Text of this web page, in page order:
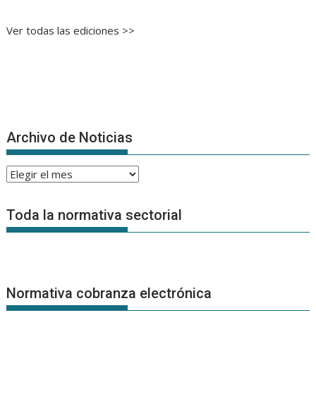
Ver todas las ediciones >>
Archivo de Noticias
Archivo
Noticias
Toda la normativa sectorial
Normativa cobranza electrónica